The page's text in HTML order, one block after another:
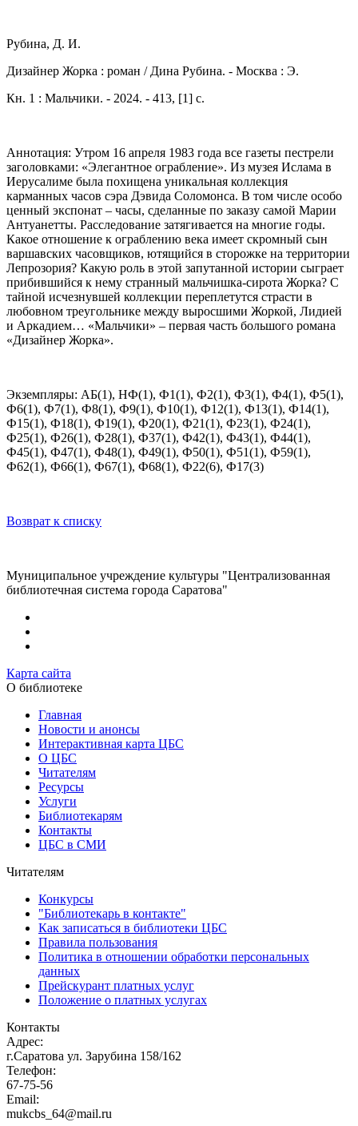
Рубина, Д. И.
Дизайнер Жорка : роман / Дина Рубина. - Москва : Э.
Кн. 1 : Мальчики. - 2024. - 413, [1] с.
Аннотация: Утром 16 апреля 1983 года все газеты пестрели
заголовками: «Элегантное ограбление». Из музея Ислама в
Иерусалиме была похищена уникальная коллекция
карманных часов сэра Дэвида Соломонса. В том числе особо
ценный экспонат – часы, сделанные по заказу самой Марии
Антуанетты. Расследование затягивается на многие годы.
Какое отношение к ограблению века имеет скромный сын
варшавских часовщиков, ютящийся в сторожке на территории
Лепрозория? Какую роль в этой запутанной истории сыграет
прибившийся к нему странный мальчишка-сирота Жорка? С
тайной исчезнувшей коллекции переплетутся страсти в
любовном треугольнике между выросшими Жоркой, Лидией
и Аркадием… «Мальчики» – первая часть большого романа
«Дизайнер Жорка».
Экземпляры: АБ(1), НФ(1), Ф1(1), Ф2(1), Ф3(1), Ф4(1), Ф5(1),
Ф6(1), Ф7(1), Ф8(1), Ф9(1), Ф10(1), Ф12(1), Ф13(1), Ф14(1),
Ф15(1), Ф18(1), Ф19(1), Ф20(1), Ф21(1), Ф23(1), Ф24(1),
Ф25(1), Ф26(1), Ф28(1), Ф37(1), Ф42(1), Ф43(1), Ф44(1),
Ф45(1), Ф47(1), Ф48(1), Ф49(1), Ф50(1), Ф51(1), Ф59(1),
Ф62(1), Ф66(1), Ф67(1), Ф68(1), Ф22(6), Ф17(3)
Возврат к списку
Муниципальное учреждение культуры "Централизованная
библиотечная система города Саратова"
Карта сайта
О библиотеке
Главная
Новости и анонсы
Интерактивная карта ЦБС
О ЦБС
Читателям
Ресурсы
Услуги
Библиотекарям
Контакты
ЦБС в СМИ
Читателям
Конкурсы
"Библиотекарь в контакте"
Как записаться в библиотеки ЦБС
Правила пользования
Политика в отношении обработки персональных
данных
Прейскурант платных услуг
Положение о платных услугах
Контакты
Адрес:
г.Саратова ул. Зарубина 158/162
Телефон:
67-75-56
Email:
mukcbs_64@mail.ru